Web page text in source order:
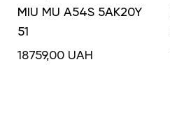
MIU MU A54S 5AK20Y
51
18759,00 UAH